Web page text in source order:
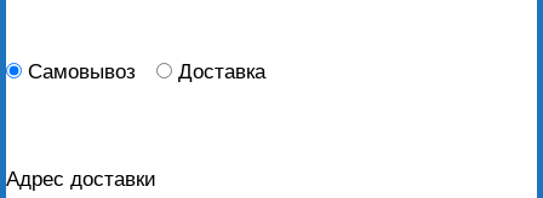
Самовывоз Доставка
Адрес доставки